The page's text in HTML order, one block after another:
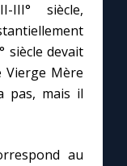
III° siècle,
siècle devait
Vierge Mère
pas, mais il
au